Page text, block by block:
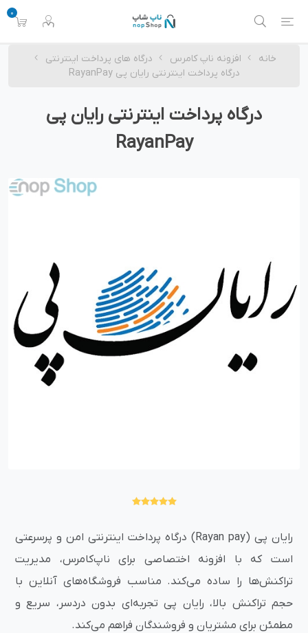
0
خانه افزونه ناپ کامرس
درگاه های پرداخت اینترنتی
درگاه پرداخت اینترنتی رایان پی RayanPay
درگاه پرداخت اینترنتی رایان پی
RayanPay
رایان پی (Rayan pay) درگاه پرداخت اینترنتی امن و پرسرعتی
است که با افزونه اختصاصی برای ناپ‌کامرس، مدیریت
تراکنش‌ها را ساده می‌کند. مناسب فروشگاه‌های آنلاین با
حجم تراکنش بالا، رایان پی تجربه‌ای بدون دردسر، سریع و
مطمئن برای مشتریان و فروشندگان فراهم می‌کند.